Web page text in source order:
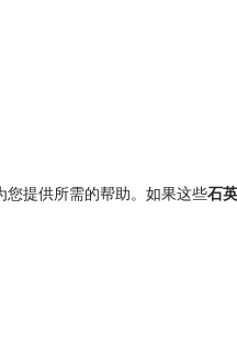
您提供所需的帮助。如果这些石